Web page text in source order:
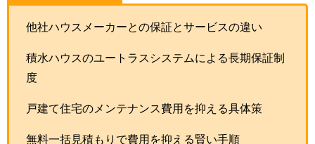
他社ハウスメーカーとの保証とサービスの違い
積水ハウスのユートラスシステムによる長期保証制
度
戸建て住宅のメンテナンス費用を抑える具体策
無料一括見積もりで費用を抑える賢い手順